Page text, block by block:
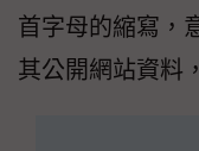
首字母的縮寫，
其公開網站資料